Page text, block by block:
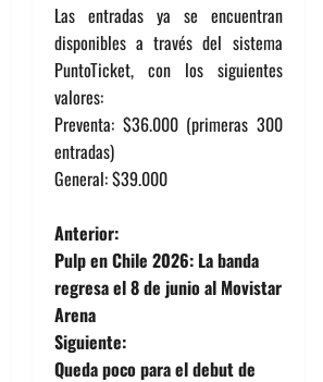
Las entradas ya se encuentran
disponibles a través del sistema
PuntoTicket, con los siguientes
valores:
Preventa: $36.000 (primeras 300
entradas)
General: $39.000
N
a
v
Anterior:
Pulp en Chile 2026: La banda
regresa el 8 de junio al Movistar
Arena
Siguiente:
Queda poco para el debut de